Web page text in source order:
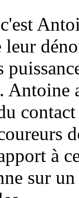
leur
Antoine
à
sur